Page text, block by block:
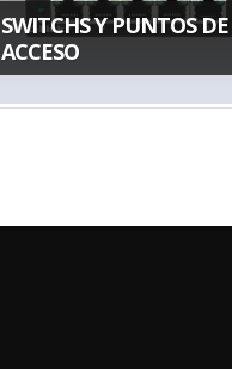
SWITCHS Y PUNTOS DE
ACCESO